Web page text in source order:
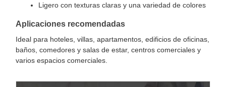
Ligero con texturas claras y una variedad de colores
Aplicaciones recomendadas
Ideal para hoteles, villas, apartamentos, edificios de oficinas,
baños, comedores y salas de estar, centros comerciales y
varios espacios comerciales.